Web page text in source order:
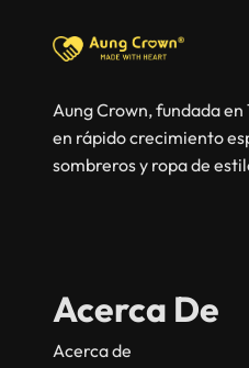
Aung Crown, fundada
en rápido crecimiento
sombreros y ropa de
Acerca De
Acerca de